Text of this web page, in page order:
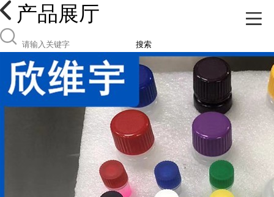
产品展厅
搜索